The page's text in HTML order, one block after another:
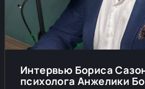
Интервью Бориса
психолога Анжелики